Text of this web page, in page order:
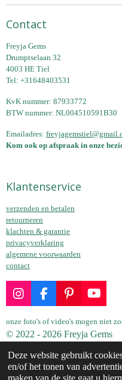
Deze website gebruikt
en/of het tonen van
Contact
Freyja Gems
Drumptselaan 32
4003 HE Tiel
Tel: +31648403531
KvK nummer: 87933772
BTW nummer: NL004510591B30
Emailadres:
Kom ook op afspraak in onze
Klantenservice
verzenden en betalen
retourneren
klachten & garantie
privacyverklaring
algemene voorwaarden
contact
I
s
t
a
g
r
F
c
e
b
o
o
P
n
t
e
r
e
Y
u
T
u
b
e
onze foto's of video's mogen niet
© 2022 - 2026 Freyja Gems